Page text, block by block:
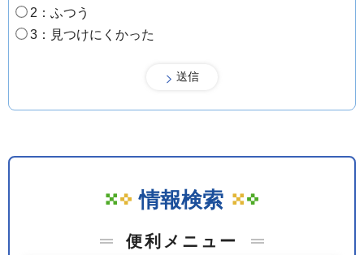
2：ふつう
3：見つけにくかった
情報検索
便利メニュー